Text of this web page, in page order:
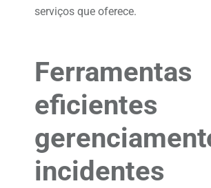
serviços que oferece.
Ferramentas
incidentes